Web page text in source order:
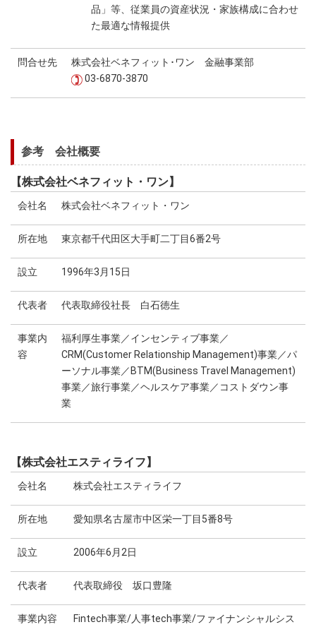
品」等、従業員の資産状況・家族構成に合わせ
た最適な情報提供
問合せ先
株式会社ベネフィット･ワン 金融事業部
03-6870-3870
参考 会社概要
【株式会社ベネフィット・ワン】
会社名 株式会社ベネフィット・ワン
所在地 東京都千代田区大手町二丁目6番2号
設立 1996年3月15日
代表者 代表取締役社長 白石徳生
事業内
容
福利厚生事業／インセンティブ事業／
CRM(Customer Relationship Management)事業／パ
ーソナル事業／BTM(Business Travel Management)
事業／旅行事業／ヘルスケア事業／コストダウン事
業
【株式会社エスティライフ】
会社名 株式会社エスティライフ
所在地 愛知県名古屋市中区栄一丁目5番8号
設立 2006年6月2日
代表者 代表取締役 坂口豊隆
事業内容
Fintech事業/人事tech事業/ファイナンシャルシス